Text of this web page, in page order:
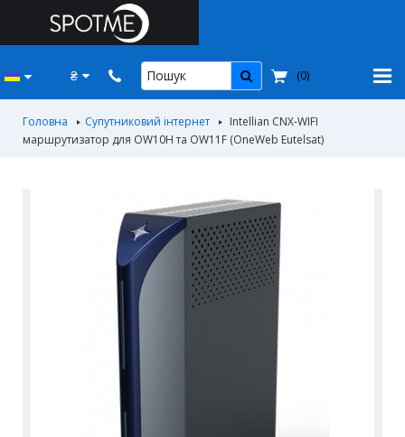
₴ (0)
Головна Супутниковий інтернет
Intellian CNX-WIFI
маршрутизатор для OW10H та OW11F (OneWeb Eutelsat)